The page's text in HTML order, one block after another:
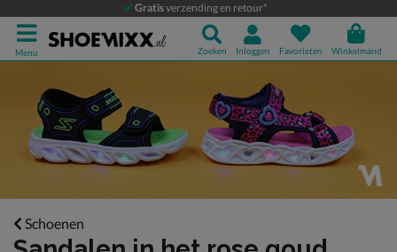
Gratisverzending en retour*
Menu Zoeken Inloggen Favorieten Winkelmand
Schoenen